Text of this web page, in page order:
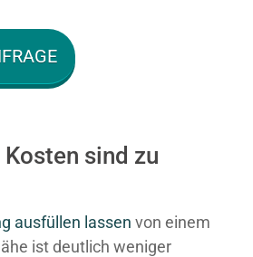
sind zu
ausfüllen lassen von einem
ist deutlich weniger